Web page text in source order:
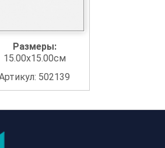
Размеры:
15.00x15.00см
502139